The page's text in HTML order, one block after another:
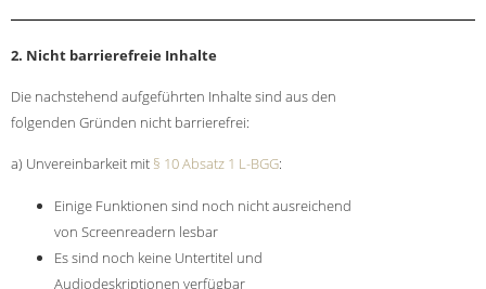
2. Nicht barrierefreie Inhalte
Die nachstehend aufgeführten Inhalte sind aus den
folgenden Gründen nicht barrierefrei:
a) Unvereinbarkeit mit § 10 Absatz 1 L-BGG:
Einige Funktionen sind noch nicht ausreichend
von Screenreadern lesbar
Es sind noch keine Untertitel und
Audiodeskriptionen verfügbar